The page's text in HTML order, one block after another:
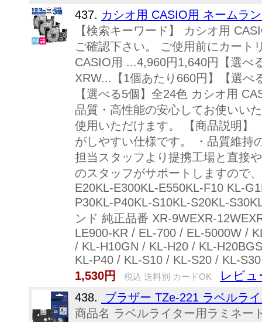
437. カシオ用 CASIO用 ネームラ
【検索キーワード】 カシオ用
ご確認下さい。 ご使用前にカート
CASIO用 ...4,960円1,640円【選べ
XRW...【1個あたり660円】【選
【選べる5個】全24色 カシオ用
品質・高性能の安心してお使いい
使用いただけます。 【商品説明】
がしやすい仕様です。 ・品質維持
担当スタッフより提携工場と直接
のスタッフがサポートしますので
E20KL-E300KL-E550KL-F10 KL-
P30KL-P40KL-S10KL-S20KL-
ンド 純正品番 XR-9WEXR-
LE900-KR / EL-700 / EL-5000W /
/ KL-H10GN / KL-H20 / KL-
KL-P40 / KL-S10 / KL-S20 / KL-
1,530円
税込 送料別 カードOK レビュ
438.
ブラザー TZe-221 ラベルラ
商品名 ラベルライター用ラミネー